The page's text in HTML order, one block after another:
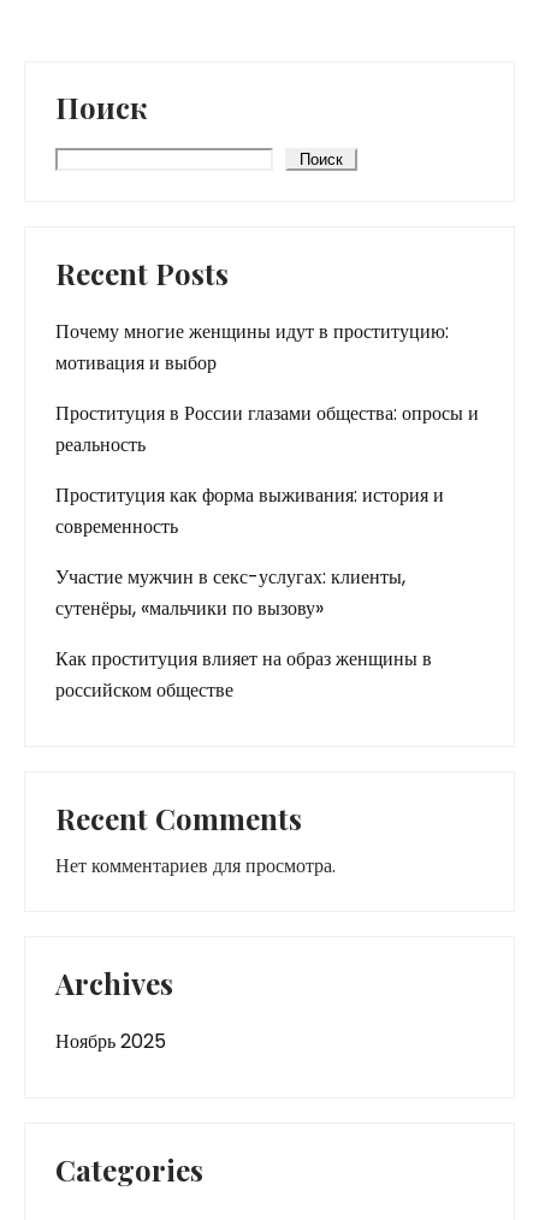
Поиск
Поиск
Recent Posts
Почему многие женщины идут в проституцию:
мотивация и выбор
Проституция в России глазами общества: опросы и
реальность
Проституция как форма выживания: история и
современность
Участие мужчин в секс-услугах: клиенты,
сутенёры, «мальчики по вызову»
Как проституция влияет на образ женщины в
российском обществе
Recent Comments
Нет комментариев для просмотра.
Archives
Ноябрь 2025
Categories